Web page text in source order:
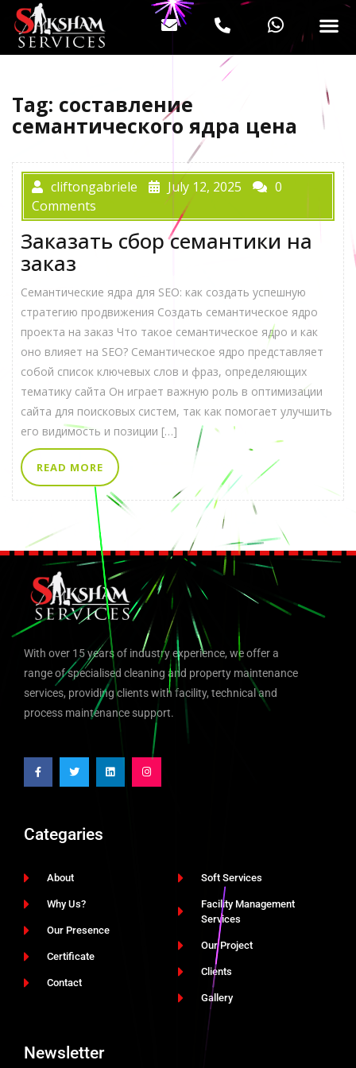
Tag: составление
семантического ядра цена
cliftongabriele July 12, 2025
0
Comments
Заказать сбор семантики на
заказ
Семантические ядра для SEO: как создать успешную
стратегию продвижения Создать семантическое ядро
проекта на заказ Что такое семантическое ядро и как
оно влияет на SEO? Семантическое ядро представляет
собой список ключевых слов и фраз, определяющих
тематику сайта Он играет важную роль в оптимизации
сайта для поисковых систем, так как помогает улучшить
его видимость и позиции […]
READ MORE
With over 15 years of industry experience, we offer a
range of specialised cleaning and property maintenance
services, providing clients with facility, technical and
process maintenance support.
Categaries
About
Why Us?
Our Presence
Certificate
Contact
Soft Services
Facility Management
Services
Our Project
Clients
Gallery
Newsletter